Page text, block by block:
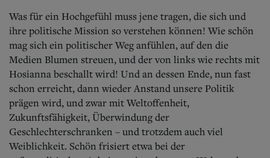
Was für ein Hochgefühl muss jene tragen, die sich und
ihre politische Mission so verstehen können! Wie schön
mag sich ein politischer Weg anfühlen, auf den die
Medien Blumen streuen, und der von links wie rechts mit
Hosianna beschallt wird! Und an dessen Ende, nun fast
schon erreicht, dann wieder Anstand unsere Politik
prägen wird, und zwar mit Weltoffenheit,
Zukunftsfähigkeit, Überwindung der
Geschlechterschranken – und trotzdem auch viel
Weiblichkeit. Schön frisiert etwa bei der